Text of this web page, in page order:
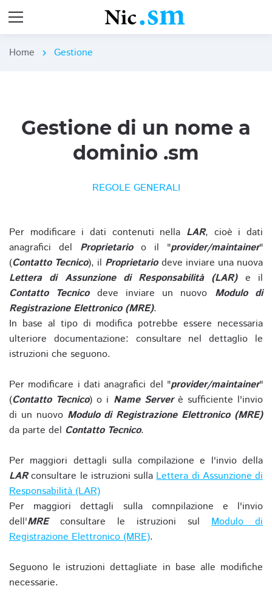
Home chevron_right Gestione
Gestione di un nome a
dominio .sm
REGOLE GENERALI
Per modificare i dati contenuti nella LAR, cioè i dati
anagrafici del Proprietarioo il "provider/maintainer"
(Contatto Tecnico), il Proprietariodeve inviare una nuova
Lettera di Assunzione di Responsabilità (LAR)e il
Contatto Tecnicodeve inviare un nuovo Modulo di
Registrazione Elettronico (MRE).
In base al tipo di modifica potrebbe essere necessaria
ulteriore documentazione: consultare nel dettaglio le
istruzioni che seguono.
Per modificare i dati anagrafici del "provider/maintainer"
(Contatto Tecnico) o i Name Serverè sufficiente l'invio
di un nuovo Modulo di Registrazione Elettronico (MRE)
da parte del Contatto Tecnico.
Per maggiori dettagli sulla compilazione e l'invio della
LARconsultare le istruzioni sullaLettera di Assunzione di
Responsabilità (LAR)
Per maggiori dettagli sulla comnpilazione e l'invio
dell'MREconsultare le istruzioni sul Modulo di
Registrazione Elettronico (MRE).
Seguono le istruzioni dettagliate in base alle modifiche
necessarie.